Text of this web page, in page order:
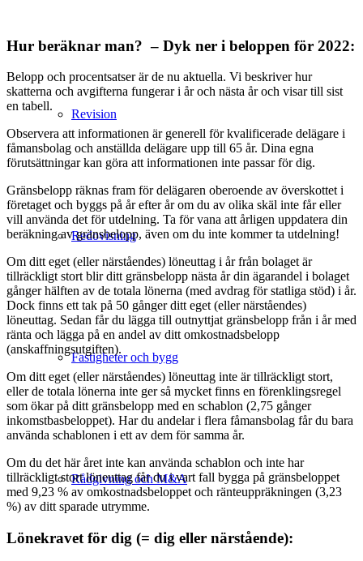
Revision
Redovisning
Fastigheter och bygg
Rådgivning och M&A
Hur beräknar man? – Dyk ner i beloppen för 2022:
Belopp och procentsatser är de nu aktuella. Vi beskriver hur
skatterna och avgifterna fungerar i år och nästa år och visar till sist
en tabell.
Observera att informationen är generell för kvalificerade delägare i
fåmansbolag och anställda delägare upp till 65 år. Dina egna
förutsättningar kan göra att informationen inte passar för dig.
Gränsbelopp räknas fram för delägaren oberoende av överskottet i
företaget och byggs på år efter år om du av olika skäl inte får eller
vill använda det för utdelning. Ta för vana att årligen uppdatera din
beräkning av gränsbelopp, även om du inte kommer ta utdelning!
Om ditt eget (eller närståendes) löneuttag i år från bolaget är
tillräckligt stort blir ditt gränsbelopp nästa år din ägarandel i bolaget
gånger hälften av de totala lönerna (med avdrag för statliga stöd) i år.
Dock finns ett tak på 50 gånger ditt eget (eller närståendes)
löneuttag. Sedan får du lägga till outnyttjat gränsbelopp från i år med
ränta och lägga på en andel av ditt omkostnadsbelopp
(anskaffningsutgiften).
Om ditt eget (eller närståendes) löneuttag inte är tillräckligt stort,
eller de totala lönerna inte ger så mycket finns en förenklingsregel
som ökar på ditt gränsbelopp med en schablon (2,75 gånger
inkomstbasbeloppet). Har du andelar i flera fåmansbolag får du bara
använda schablonen i ett av dem för samma år.
Om du det här året inte kan använda schablon och inte har
tillräckligt stort löneuttag får du i vart fall bygga på gränsbeloppet
med 9,23 % av omkostnadsbeloppet och ränteuppräkningen (3,23
%) av ditt sparade utrymme.
Lönekravet för dig (= dig eller närstående):